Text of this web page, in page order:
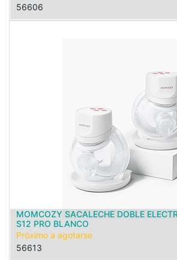
56606
MOMCOZY SACALECHE DOBLE
S12 PRO BLANCO
Próximo a agotarse
56613